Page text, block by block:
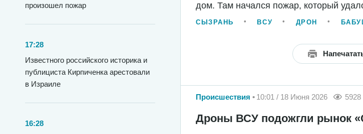
произошел пожар
17:28
Известного российского историка и
публициста Кирпиченка арестовали
в Израиле
16:28
дом. Там начался пожар, который
СЫЗРАНЬ ВСУ ДРОН
Происшествия 10:01 / 18 Июня 2026 5928
Дроны ВСУ подожгли рынок